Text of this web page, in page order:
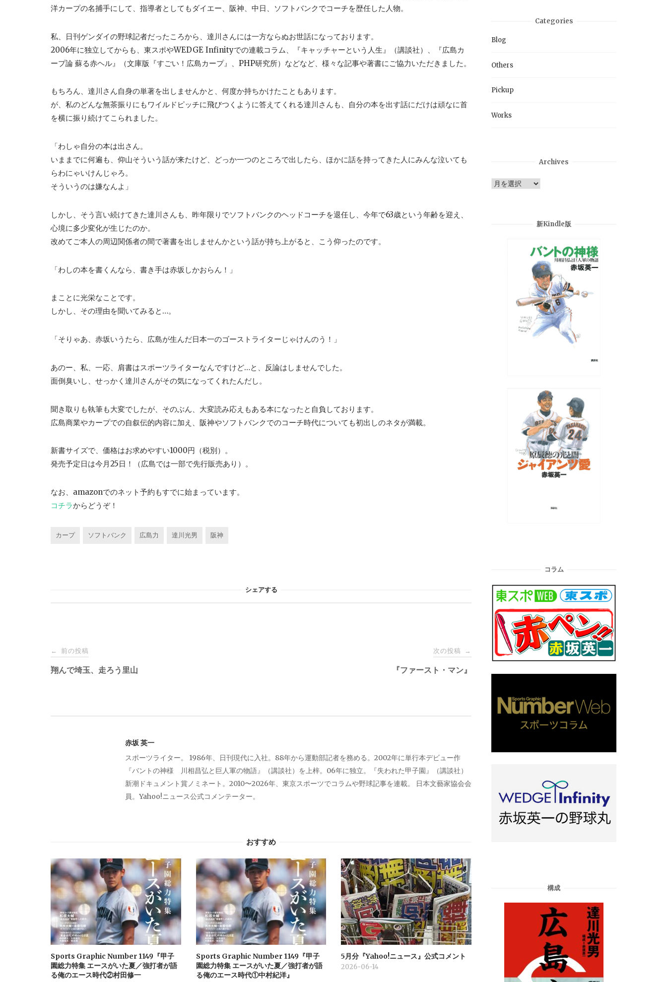
洋カープの名捕手にして、指導者としてもダイエー、阪神、中日、ソフトバンクでコーチを歴任した人物。
私、日刊ゲンダイの野球記者だったころから、達川さんには一方ならぬお世話になっております。
2006年に独立してからも、東スポやWEDGE Infinityでの連載コラム、『キャッチャーという人生』（講談社）、『広島カ
ープ論 蘇る赤ヘル』（文庫版『すごい！広島カープ』、PHP研究所）などなど、様々な記事や著書にご協力いただきました。
もちろん、達川さん自身の単著を出しませんかと、何度か持ちかけたこともあります。
が、私のどんな無茶振りにもワイルドピッチに飛びつくように答えてくれる達川さんも、自分の本を出す話にだけは頑なに首
を横に振り続けてこられました。
「わしゃ自分の本は出さん。
いままでに何遍も、仰山そういう話が来たけど、どっか一つのところで出したら、ほかに話を持ってきた人にみんな泣いても
らわにゃいけんじゃろ。
そういうのは嫌なんよ」
しかし、そう言い続けてきた達川さんも、昨年限りでソフトバンクのヘッドコーチを退任し、今年で63歳という年齢を迎え、
心境に多少変化が生じたのか。
改めてご本人の周辺関係者の間で著書を出しませんかという話が持ち上がると、こう仰ったのです。
「わしの本を書くんなら、書き手は赤坂しかおらん！」
まことに光栄なことです。
しかし、その理由を聞いてみると…。
「そりゃあ、赤坂いうたら、広島が生んだ日本一のゴーストライターじゃけんのう！」
あのー、私、一応、肩書はスポーツライターなんですけど…と、反論はしませんでした。
面倒臭いし、せっかく達川さんがその気になってくれたんだし。
聞き取りも執筆も大変でしたが、そのぶん、大変読み応えもある本になったと自負しております。
広島商業やカープでの自叙伝的内容に加え、阪神やソフトバンクでのコーチ時代についても初出しのネタが満載。
新書サイズで、価格はお求めやすい1000円（税別）。
発売予定日は今月25日！（広島では一部で先行販売あり）。
なお、amazonでのネット予約もすでに始まっています。
コチラからどうぞ！
カープ ソフトバンク 広島力 達川光男 阪神
シェアする
投
稿
ン
← 前の投稿
翔んで埼玉、走ろう里山
次の投稿 →
『ファースト・マン』
赤坂 英一
スポーツライター。 1986年、日刊現代に入社。88年から運動部記者を務める。2002年に単行本デビュー作
『バントの神様 川相昌弘と巨人軍の物語』（講談社）を上梓。06年に独立。『失われた甲子園』（講談社）
新潮ドキュメント賞ノミネート。2010〜2026年、東京スポーツでコラムや野球記事を連載。 日本文藝家協会会
員。Yahoo!ニュース公式コメンテーター。
おすすめ
Sports Graphic Number 1149『甲子
園総力特集 エースがいた夏／強打者が語
る俺のエース時代②村田修一
Sports Graphic Number 1149『甲子
園総力特集 エースがいた夏／強打者が語
る俺のエース時代①中村紀洋』
5月分『Yahoo!ニュース』公式コメント
2026-06-14
Categories
Blog
Others
Pickup
Works
Archives
Archives
新Kindle版
コラム
構成